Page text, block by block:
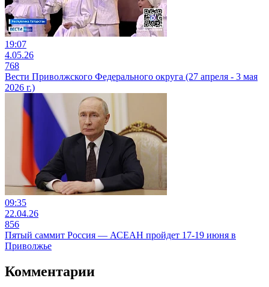
19:07
4.05.26
768
Вести Приволжского Федерального округа (27 апреля - 3 мая
2026 г.)
09:35
22.04.26
856
Пятый саммит Россия — АСЕАН пройдет 17-19 июня в
Приволжье
Комментарии